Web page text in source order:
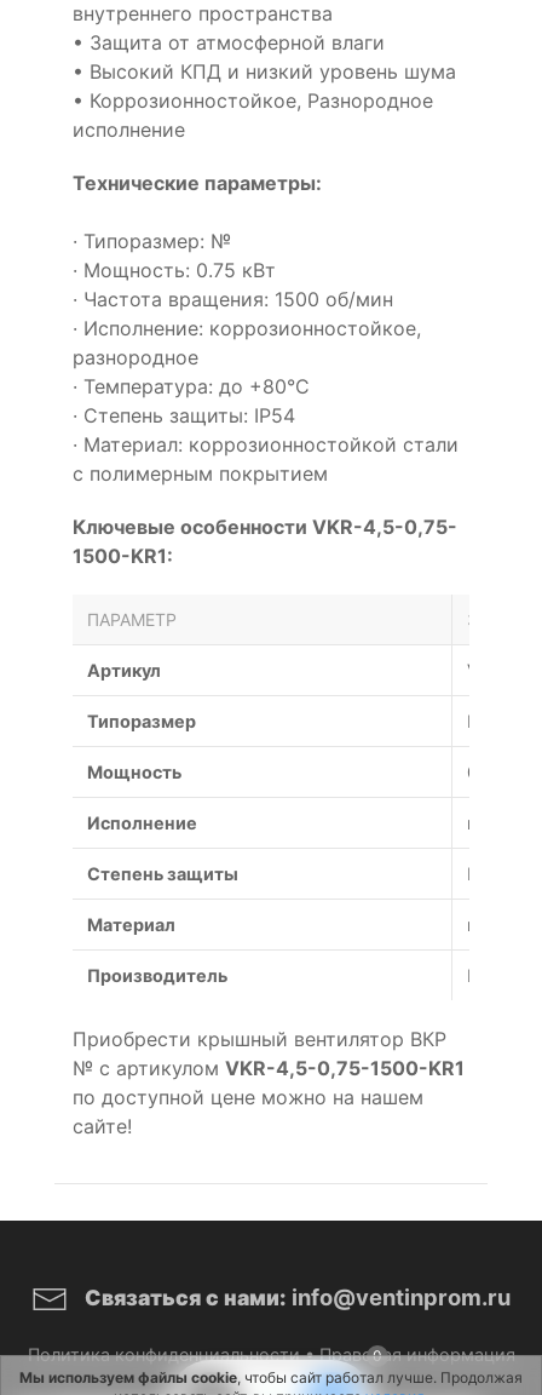
0
внутреннего пространства
• Защита от атмосферной влаги
• Высокий КПД и низкий уровень шума
• Коррозионностойкое, Разнородное
исполнение
Технические параметры:
· Типоразмер: №
· Мощность: 0.75 кВт
· Частота вращения: 1500 об/мин
· Исполнение: коррозионностойкое,
разнородное
· Температура: до +80°С
· Степень защиты: IP54
· Материал: коррозионностойкой стали
с полимерным покрытием
Ключевые особенности VKR-4,5-0,75-
1500-KR1:
ПАРАМЕТР
Артикул VKR-
Типоразмер №
Мощность 0.75 кВт
Исполнение
Степень защиты IP54
Материал
Производитель Россия
Приобрести крышный вентилятор ВКР
№ с артикулом VKR-4,5-0,75-1500-KR1
по доступной цене можно на нашем
сайте!
Связаться с нами: info@ventinprom.ru
Политика конфиденциальности•Правовая информация
Мы используем файлы cookie, чтобы сайт работал лучше. Продолжая